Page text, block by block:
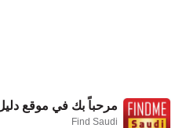
مرحباً بك في موقع
Find Saudi